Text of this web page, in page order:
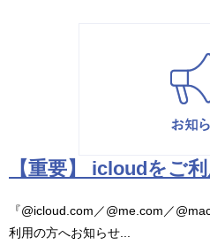
【重要】 icloudをご
『@icloud.com／@me.com／
利用の方へお知らせ...